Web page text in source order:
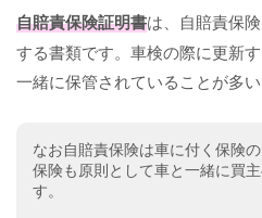
自賠責保険証明書は、自賠責保
する書類です。車検の際に更新
一緒に保管されていることが多い
なお自賠責保険は車に付く保険
保険も原則として車と一緒に買
す。